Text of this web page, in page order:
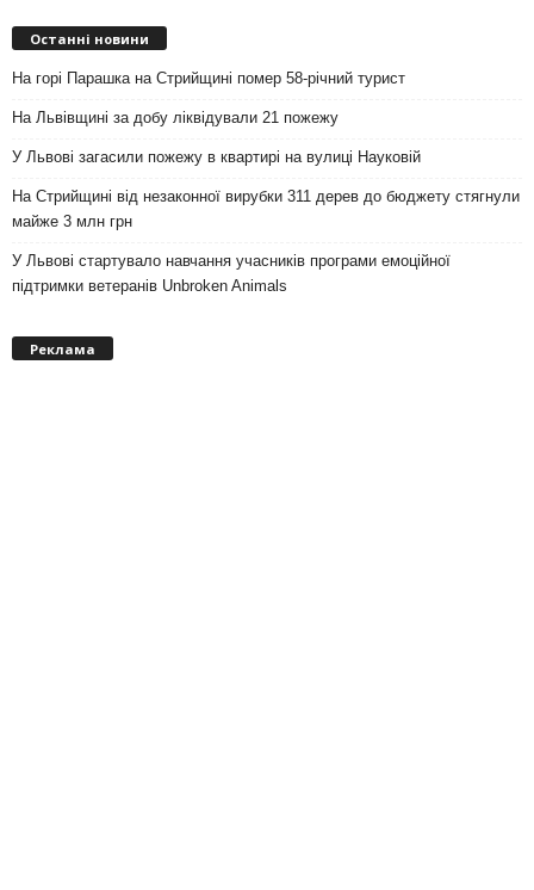
Останні новини
На горі Парашка на Стрийщині помер 58-річний турист
На Львівщині за добу ліквідували 21 пожежу
У Львові загасили пожежу в квартирі на вулиці Науковій
На Стрийщині від незаконної вирубки 311 дерев до бюджету стягнули
майже 3 млн грн
У Львові стартувало навчання учасників програми емоційної
підтримки ветеранів Unbroken Animals
Реклама